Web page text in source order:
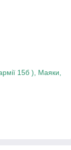
15б ), Маяки,